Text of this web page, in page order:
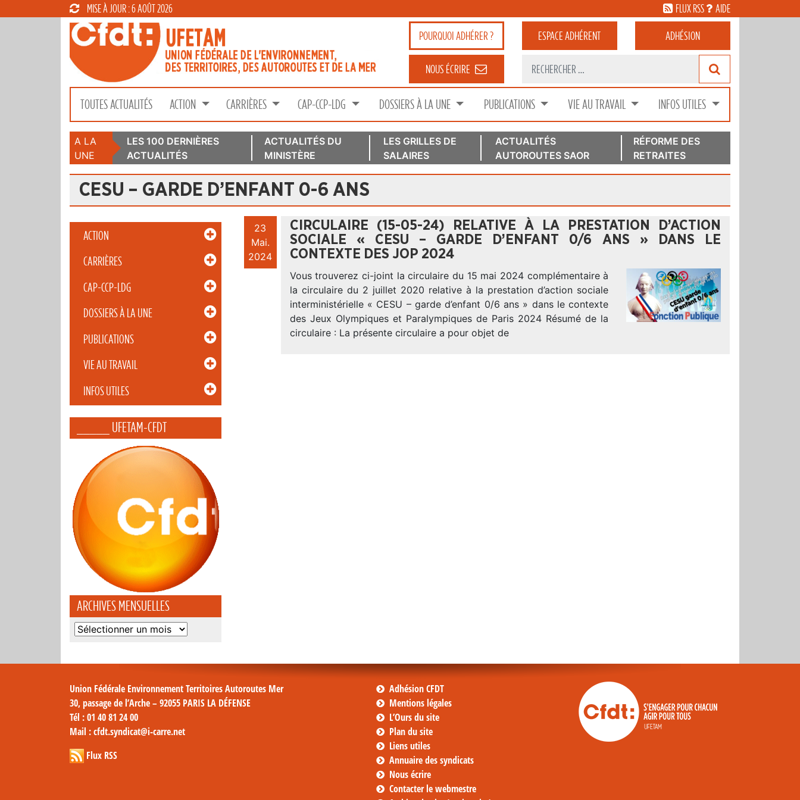
MISE À JOUR : 6 AOÛT 2026 FLUX RSS AIDE
POURQUOIADHÉRER ? ESPACEADHÉRENT ADHÉSION
NOUS ÉCRIRE
TOUTES ACTUALITÉS ACTION CARRIÈRES CAP-CCP-LDG DOSSIERS À LA UNE PUBLICATIONS VIE AU TRAVAIL INFOS UTILES
A LA
UNE
LES 100 DERNIÈRES
ACTUALITÉS
ACTUALITÉS DU
MINISTÈRE
LES GRILLES DE
SALAIRES
ACTUALITÉS
AUTOROUTES SAOR
RÉFORME DES
RETRAITES
CESU – GARDE D’ENFANT 0-6 ANS
ACTION
CARRIÈRES
CAP-CCP-LDG
DOSSIERS À LA UNE
PUBLICATIONS
VIE AU TRAVAIL
INFOS UTILES
_____ UFETAM-CFDT
ARCHIVES MENSUELLES
Archives
23
Mai.
2024
CIRCULAIRE (15-05-24) RELATIVE À LA PRESTATION D’ACTION
SOCIALE « CESU – GARDE D’ENFANT 0/6 ANS » DANS LE
CONTEXTE DES JOP 2024
Vous trouverez ci-joint la circulaire du 15 mai 2024 complémentaire à
la circulaire du 2 juillet 2020 relative à la prestation d’action sociale
interministérielle « CESU – garde d’enfant 0/6 ans » dans le contexte
des Jeux Olympiques et Paralympiques de Paris 2024 Résumé de la
circulaire : La présente circulaire a pour objet de
Union Fédérale Environnement Territoires Autoroutes Mer
30, passage de l’Arche – 92055 PARIS LA DÉFENSE
Tél : 01 40 81 24 00
Mail : cfdt.syndicat@i-carre.net
Flux RSS
Adhésion CFDT
Mentions légales
L’Ours du site
Plan du site
Liens utiles
Annuaire des syndicats
Nous écrire
Contacter le webmestre